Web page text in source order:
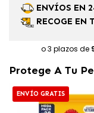
ENVÍOS EN
RECOGE EN
Protege A Tu
ENVÍO GRATIS